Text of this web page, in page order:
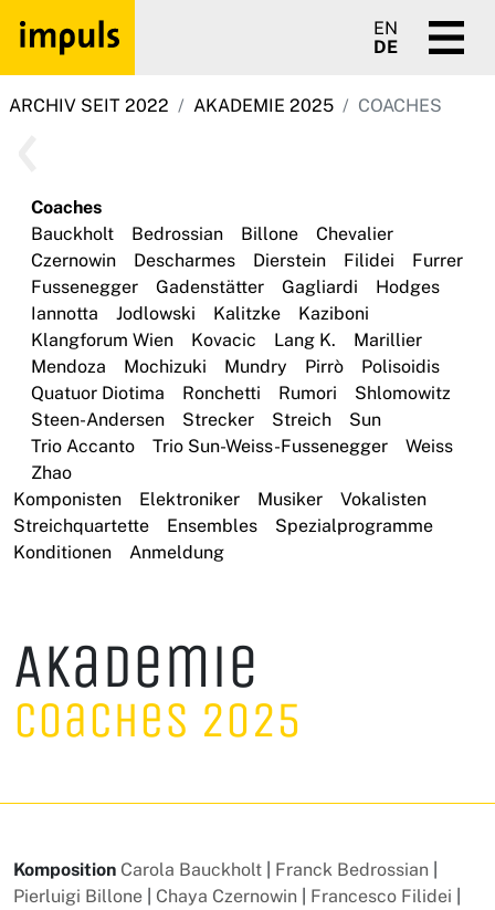
EN
DE
ARCHIV SEIT 2022 AKADEMIE 2025 COACHES
Coaches
Bauckholt
Bedrossian Billone
Chevalier
Czernowin
Descharmes Dierstein Filidei
Furrer
Fussenegger
Gadenstätter Gagliardi
Hodges
Iannotta
Jodlowski Kalitzke
Kaziboni
Klangforum Wien
Kovacic Lang K.
Marillier
Mendoza
Mochizuki Mundry Pirrò
Polisoidis
Quatuor Diotima
Ronchetti Rumori
Shlomowitz
Steen-Andersen
Strecker Streich
Sun
Trio Accanto
Trio Sun-Weiss-Fussenegger
Weiss
Zhao
Komponisten
Elektroniker Musiker
Vokalisten
Streichquartette
Ensembles
Spezialprogramme
Konditionen
Anmeldung
Akademie
Coaches 2025
Komposition Carola Bauckholt Franck Bedrossian
Pierluigi Billone
Chaya Czernowin Francesco Filidei